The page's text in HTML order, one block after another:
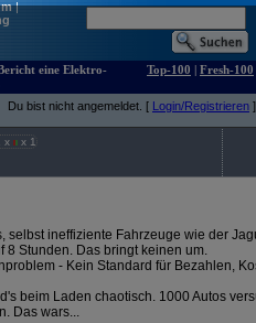
|
eine Elektro-
Top-100 | Fresh-100
Du bist nicht angemeldet. [ Login/Registrieren ]
x x 1
selbst ineffiziente Fahrzeuge wie der
8 Stunden. Das bringt keinen um.
- Kein Standard für Bezahlen,
beim Laden chaotisch. 1000 Autos
Das wars...